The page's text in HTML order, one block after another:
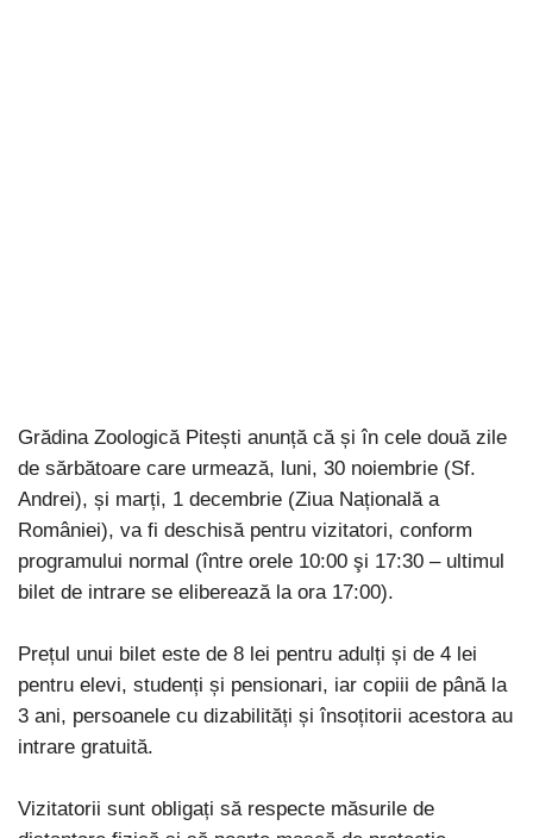
Grădina Zoologică Pitești anunță că și în cele două zile
de sărbătoare care urmează, luni, 30 noiembrie (Sf.
Andrei), și marți, 1 decembrie (Ziua Națională a
României), va fi deschisă pentru vizitatori, conform
programului normal (între orele 10:00 şi 17:30 – ultimul
bilet de intrare se eliberează la ora 17:00).
Prețul unui bilet este de 8 lei pentru adulți și de 4 lei
pentru elevi, studenți și pensionari, iar copiii de până la
3 ani, persoanele cu dizabilități și însoțitorii acestora au
intrare gratuită.
Vizitatorii sunt obligați să respecte măsurile de